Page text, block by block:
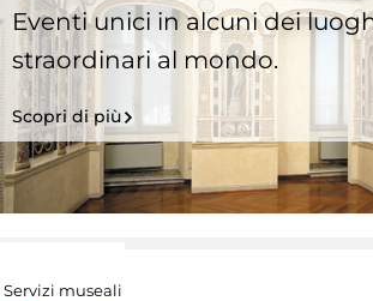
Eventi unici in alcuni dei
straordinari al mondo.
Scopri di più
Servizi museali